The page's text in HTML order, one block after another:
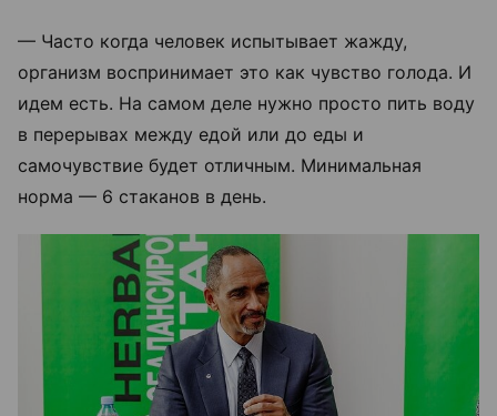
— Часто когда человек испытывает жажду,
организм воспринимает это как чувство голода. И
идем есть. На самом деле нужно просто пить воду
в перерывах между едой или до еды и
самочувствие будет отличным. Минимальная
норма — 6 стаканов в день.